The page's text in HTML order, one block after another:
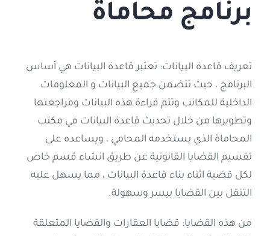
برنامج محاماة
تعريف قاعدة البيانات: تعتبر قاعدة البيانات هي أساس
البرنامج ، حيث تتضمن جميع البيانات و المعلومات
الداخلية للمكاتب وتتم قراءة هذه البيانات ومراجعتها
وتطويرها من خلال تحديث قاعدة البيانات في مكتب
المحاماة الذي يستخدمه المحامي ، ويساعده على
تقسيم القضايا القانونية عن طريق انشاء قسم خاص
لكل قضية اثناء بناء قاعدة البيانات ، مما يسهل عليه
التنقل بين القضايا بيسر وسهولة.
من هذه القضايا: قضايا العقارات والقضايا المتعلقة